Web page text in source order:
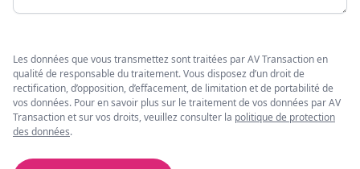
Les données que vous transmettez sont traitées par AV Transaction en
qualité de responsable du traitement. Vous disposez d’un droit de
rectification, d’opposition, d’effacement, de limitation et de portabilité de
vos données. Pour en savoir plus sur le traitement de vos données par AV
Transaction et sur vos droits, veuillez consulter la politique de protection
des données.